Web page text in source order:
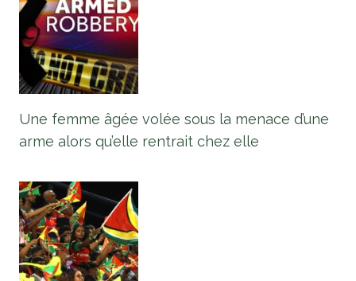
Une femme âgée volée sous la menace d’une
arme alors qu’elle rentrait chez elle